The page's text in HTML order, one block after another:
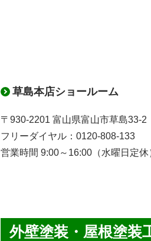
草島本店ショールーム
〒930-2201 富山県富山市草島33-2
フリーダイヤル：0120-808-133
営業時間 9:00～16:00（水曜日定休
外壁塗装・屋根塗装